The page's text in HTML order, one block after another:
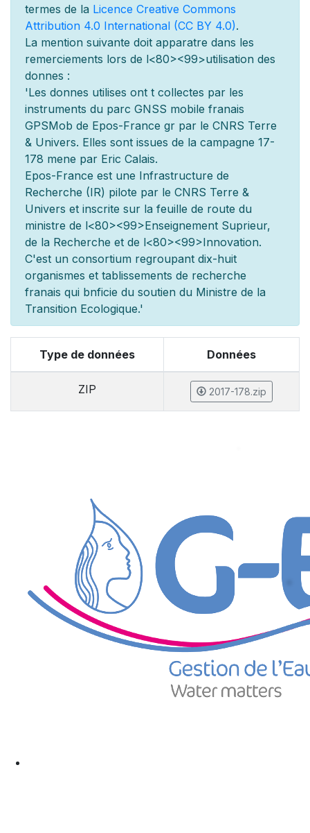
termes de la Licence Creative Commons
Attribution 4.0 International (CC BY 4.0).
La mention suivante doit apparatre dans les
remerciements lors de l<80><99>utilisation des
donnes :
'Les donnes utilises ont t collectes par les
instruments du parc GNSS mobile franais
GPSMob de Epos-France gr par le CNRS Terre
& Univers. Elles sont issues de la campagne 17-
178 mene par Eric Calais.
Epos-France est une Infrastructure de
Recherche (IR) pilote par le CNRS Terre &
Univers et inscrite sur la feuille de route du
ministre de l<80><99>Enseignement Suprieur,
de la Recherche et de l<80><99>Innovation.
C'est un consortium regroupant dix-huit
organismes et tablissements de recherche
franais qui bnficie du soutien du Ministre de la
Transition Ecologique.'
Type de données Données
ZIP 2017-178.zip